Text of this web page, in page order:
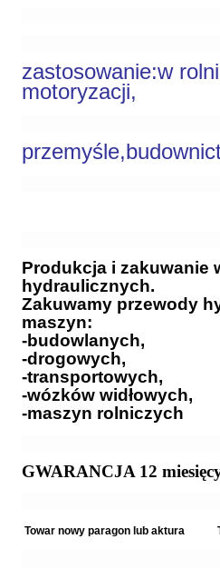
zastosowanie:w
motoryzacji,
Produkcja i zakuwanie
hydraulicznych.
Zakuwamy przewody
maszyn:
-budowlanych,
-drogowych,
-transportowych,
-wózków widłowych,
-maszyn rolniczych
GWARANCJA 12
Towar nowy paragon lub aktura